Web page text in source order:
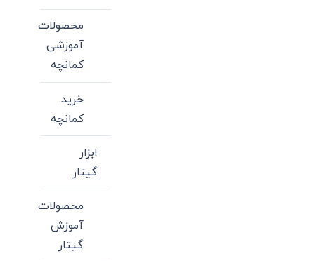
محصولات
آموزشی
کمانچه
خرید
کمانچه
ابزار
گیتار
محصولات
آموزش
گیتار